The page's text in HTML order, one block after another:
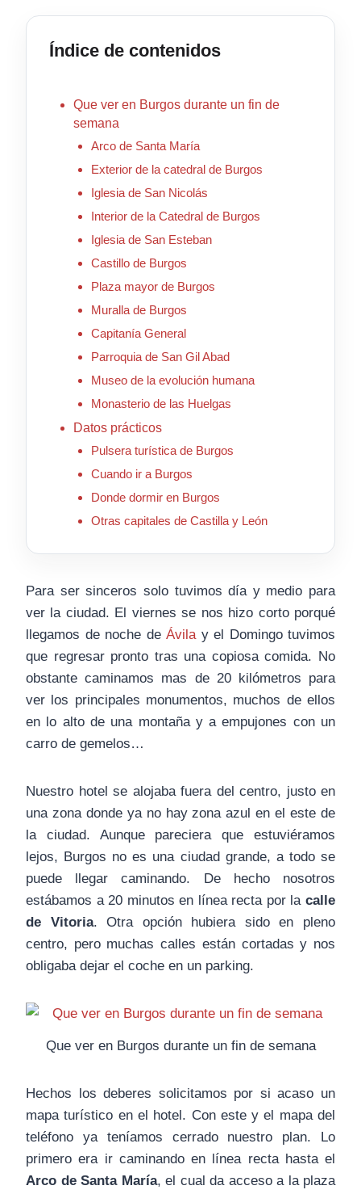
Índice de contenidos
Que ver en Burgos durante un fin de
semana
Arco de Santa María
Exterior de la catedral de Burgos
Iglesia de San Nicolás
Interior de la Catedral de Burgos
Iglesia de San Esteban
Castillo de Burgos
Plaza mayor de Burgos
Muralla de Burgos
Capitanía General
Parroquia de San Gil Abad
Museo de la evolución humana
Monasterio de las Huelgas
Datos prácticos
Pulsera turística de Burgos
Cuando ir a Burgos
Donde dormir en Burgos
Otras capitales de Castilla y León
Para ser sinceros solo tuvimos día y medio para
ver la ciudad. El viernes se nos hizo corto porqué
llegamos de noche de Ávila y el Domingo tuvimos
que regresar pronto tras una copiosa comida. No
obstante caminamos mas de 20 kilómetros para
ver los principales monumentos, muchos de ellos
en lo alto de una montaña y a empujones con un
carro de gemelos…
Nuestro hotel se alojaba fuera del centro, justo en
una zona donde ya no hay zona azul en el este de
la ciudad. Aunque pareciera que estuviéramos
lejos, Burgos no es una ciudad grande, a todo se
puede llegar caminando. De hecho nosotros
estábamos a 20 minutos en línea recta por la calle
de Vitoria. Otra opción hubiera sido en pleno
centro, pero muchas calles están cortadas y nos
obligaba dejar el coche en un parking.
Que ver en Burgos durante un fin de semana
Hechos los deberes solicitamos por si acaso un
mapa turístico en el hotel. Con este y el mapa del
teléfono ya teníamos cerrado nuestro plan. Lo
primero era ir caminando en línea recta hasta el
Arco de Santa María, el cual da acceso a la plaza